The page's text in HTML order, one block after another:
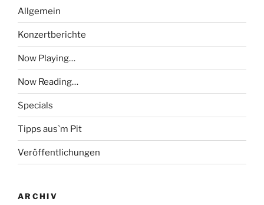
Allgemein
Konzertberichte
Now Playing…
Now Reading…
Specials
Tipps aus`m Pit
Veröffentlichungen
ARCHIV